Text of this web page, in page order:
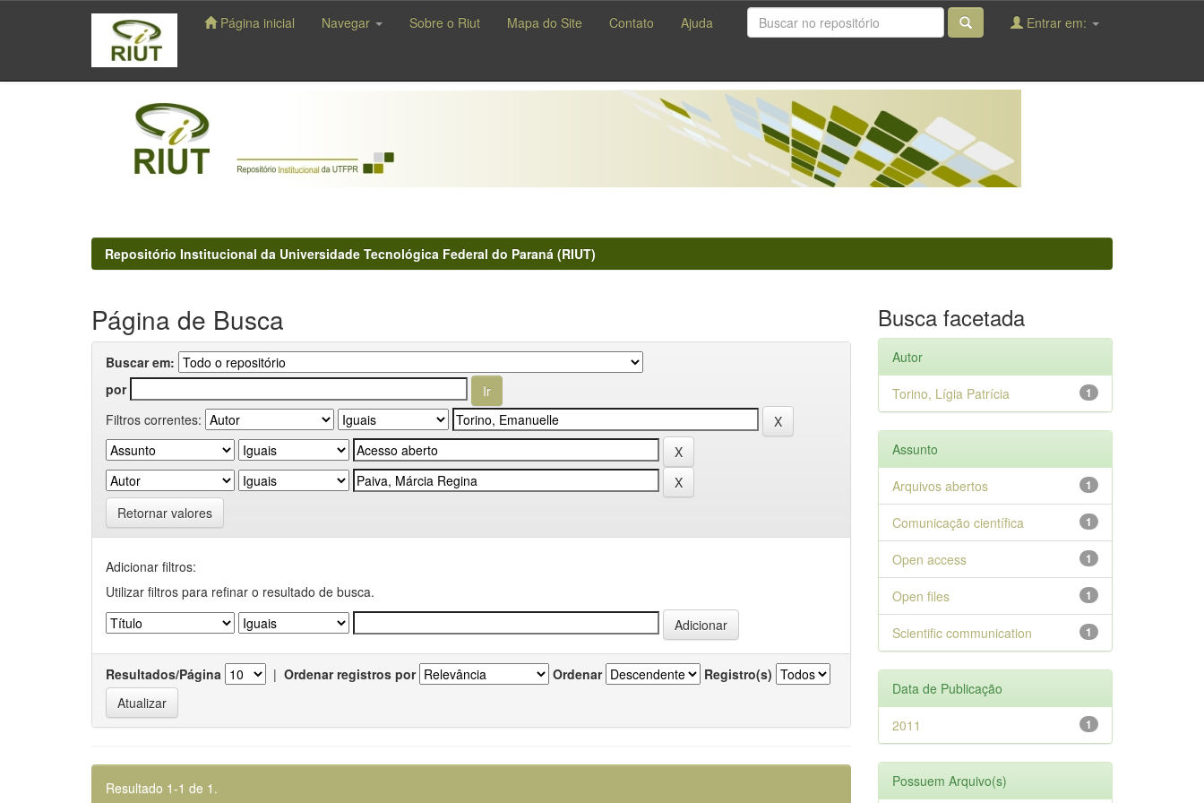
navigation
Página inicial Navegar Sobre o Riut Mapa do Site Contato Ajuda Entrar em:
Repositório Institucional da Universidade Tecnológica Federal do Paraná (RIUT)
Página de Busca
Buscar em:
por
Filtros correntes:
Retornar valores
Adicionar filtros:
Utilizar filtros para refinar o resultado de busca.
Resultados/Página | Ordenar registros por Ordenar Registro(s)
Resultado 1-1 de 1.
Busca facetada
Autor
1
Torino, Lígia Patrícia
Assunto
1
Arquivos abertos
1
Comunicação científica
1
Open access
1
Open files
1
Scientific communication
Data de Publicação
1
2011
Possuem Arquivo(s)